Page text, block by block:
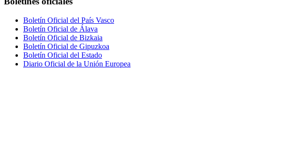
Boletín Oficial del País Vasco
Boletín Oficial de Álava
Boletín Oficial de Bizkaia
Boletín Oficial de Gipuzkoa
Boletín Oficial del Estado
Diario Oficial de la Unión Europea